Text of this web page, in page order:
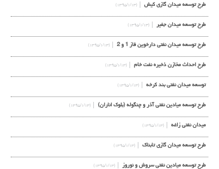
طرح توسعه ميدان گازي كيش (۱۳۹۵/۱/۱۳)
طرح توسعه ميدان جفير (۱۳۹۵/۱/۱۳)
طرح توسعه ميدان نفتي دارخوين فاز 1 و 2 (۱۳۹۵/۱/۱۳)
طرح احداث مخازن ذخيره نفت خام (۱۳۹۵/۱/۱۳)
توسعه ميدان نفتي بند كرخه (۱۳۹۵/۱/۱۳)
طرح توسعه ميادين نفتي آذر و چنگوله (بلوك اناران) (۱۳۹۵/۱/۱۳)
ميدان نفتي زاغه (۱۳۹۵/۱/۱۳)
طرح توسعه ميدان گازي تابناك (۱۳۹۵/۱/۱۳)
طرح توسعه ميادين نفتي سروش و نوروز (۱۳۹۵/۱/۱۳)